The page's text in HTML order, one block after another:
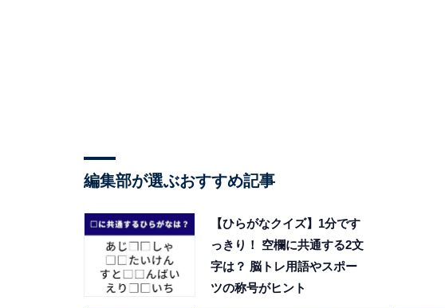
編集部が選ぶおすすめ記事
【ひらがなクイズ】1分です
っきり！ 空欄に共通する2文
字は？ 脳トレ用語やスポー
ツの称号がヒント